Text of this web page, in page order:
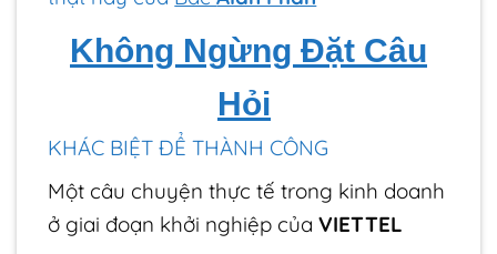
Không Ngừng Đặt Câu
Hỏi
KHÁC BIỆT ĐỂ THÀNH CÔNG
Một câu chuyện thực tế trong kinh doanh
ở giai đoạn khởi nghiệp củaVIETTEL